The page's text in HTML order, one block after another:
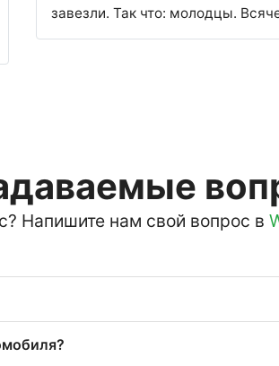
завезли. Так что: молодцы.
Напишите нам свой вопрос в